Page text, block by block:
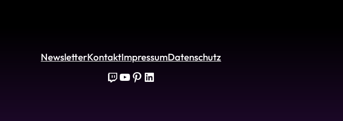
NewsletterKontaktImpressumDatenschutz
Twitch YouTube Pinterest LinkedIn